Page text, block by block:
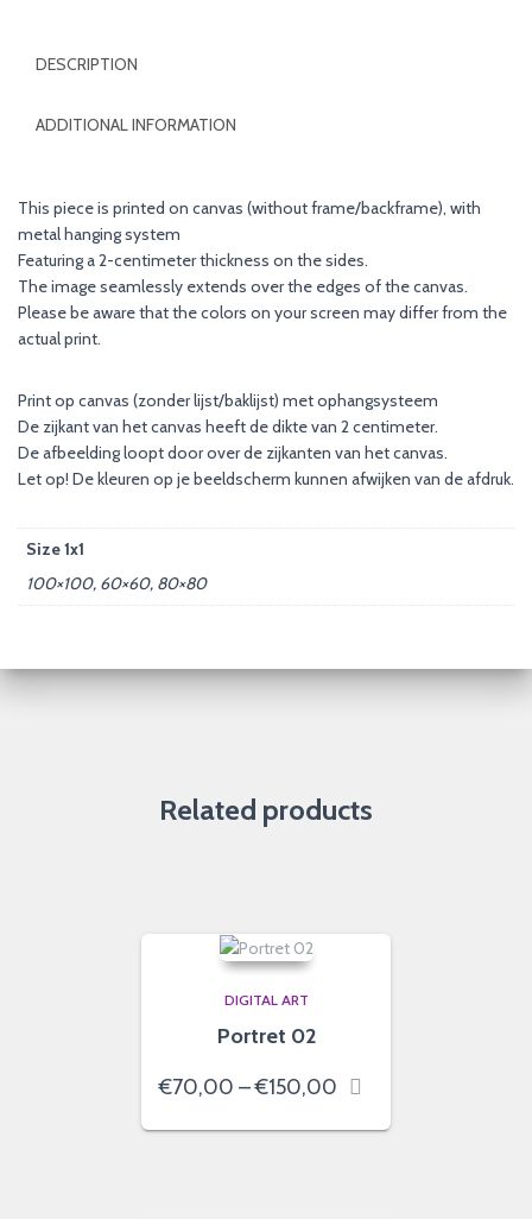
DESCRIPTION
ADDITIONAL INFORMATION
This piece is printed on canvas (without frame/backframe), with
metal hanging system
Featuring a 2-centimeter thickness on the sides.
The image seamlessly extends over the edges of the canvas.
Please be aware that the colors on your screen may differ from the
actual print.
Print op canvas (zonder lijst/baklijst) met ophangsysteem
De zijkant van het canvas heeft de dikte van 2 centimeter.
De afbeelding loopt door over de zijkanten van het canvas.
Let op! De kleuren op je beeldscherm kunnen afwijken van de afdruk.
Size 1x1
100×100, 60×60, 80×80
Related products
DIGITAL ART
Portret 02
€70,00 –€150,00 Price
€70,00